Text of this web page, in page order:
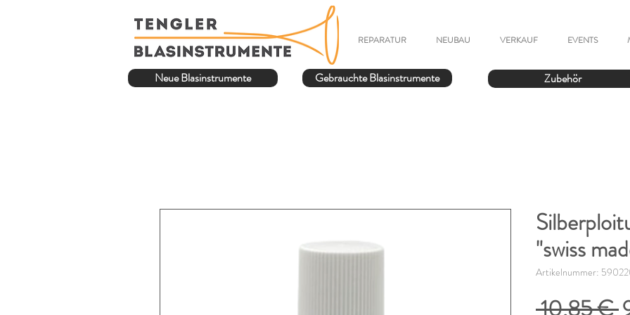
REPARATUR NEUBAU VERKAUF EVENTS
Neue Blasinstrumente Gebrauchte Blasinstrumente Zubehör
"swiss
Artikelnummer: